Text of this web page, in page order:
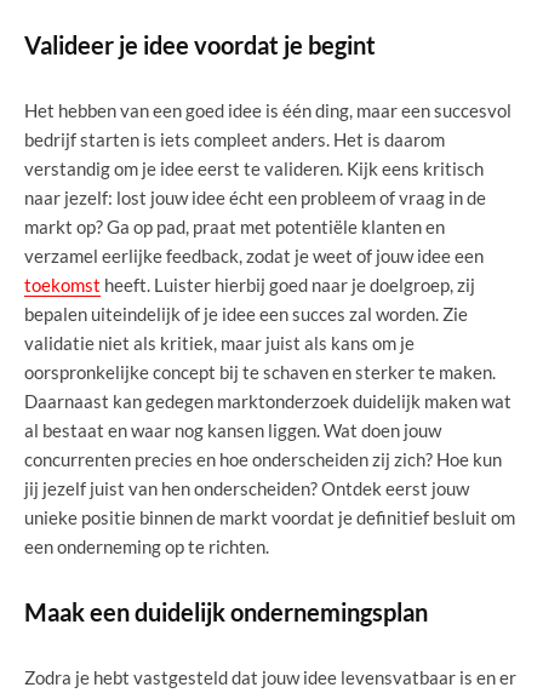
Valideer je idee voordat je begint
Het hebben van een goed idee is één ding, maar een succesvol
bedrijf starten is iets compleet anders. Het is daarom
verstandig om je idee eerst te valideren. Kijk eens kritisch
naar jezelf: lost jouw idee écht een probleem of vraag in de
markt op? Ga op pad, praat met potentiële klanten en
verzamel eerlijke feedback, zodat je weet of jouw idee een
toekomst heeft. Luister hierbij goed naar je doelgroep, zij
bepalen uiteindelijk of je idee een succes zal worden. Zie
validatie niet als kritiek, maar juist als kans om je
oorspronkelijke concept bij te schaven en sterker te maken.
Daarnaast kan gedegen marktonderzoek duidelijk maken wat
al bestaat en waar nog kansen liggen. Wat doen jouw
concurrenten precies en hoe onderscheiden zij zich? Hoe kun
jij jezelf juist van hen onderscheiden? Ontdek eerst jouw
unieke positie binnen de markt voordat je definitief besluit om
een onderneming op te richten.
Maak een duidelijk ondernemingsplan
Zodra je hebt vastgesteld dat jouw idee levensvatbaar is en er